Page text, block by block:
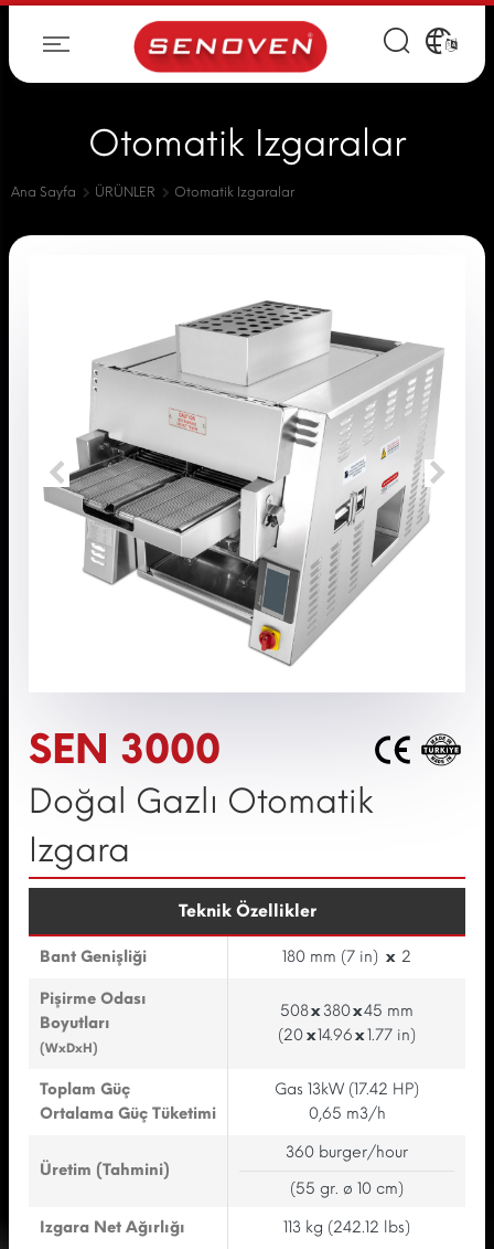
Otomatik Izgaralar
Ana Sayfa ÜRÜNLER Otomatik Izgaralar
SEN 3000
Doğal Gazlı Otomatik
Izgara
Teknik Özellikler
Bant Genişliği 180 mm (7 in) x 2
Pişirme Odası
Boyutları
(WxDxH)
508x 380x45 mm
(20x14.96x1.77 in)
Toplam Güç
Ortalama Güç Tüketimi
Gas 13kW (17.42 HP)
0,65 m3/h
Üretim (Tahmini)
360 burger/hour
(55 gr. ø 10 cm)
Izgara Net Ağırlığı 113 kg (242.12 lbs)